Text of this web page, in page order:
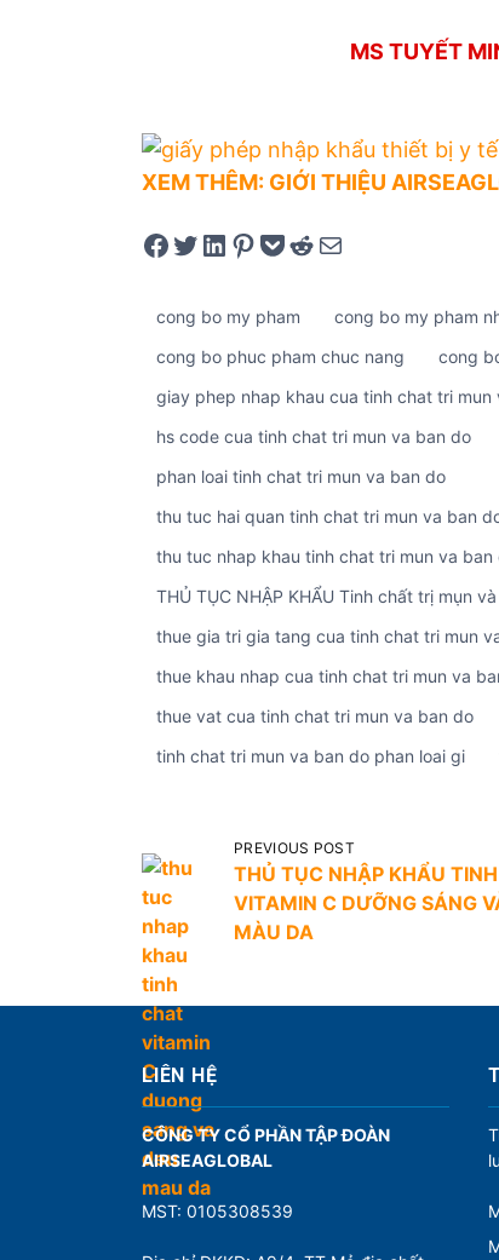
MS TUYẾT
XEM THÊM: GIỚI THIỆU
Share on Facebook Tweet on Twitter Share on LinkedIn Pin on Pinterest Save to pocket Share on Reddit Share via Email
cong bo my pham cong bo my pham
cong bo phuc pham chuc nang
cong
giay phep nhap khau cua tinh chat tri mun
hs code cua tinh chat tri mun va ban do
phan loai tinh chat tri mun va ban do
thu tuc hai quan tinh chat tri mun va ban
thu tuc nhap khau tinh chat tri mun va ban
THỦ TỤC NHẬP KHẨU Tinh chất trị mụn
thue gia tri gia tang cua tinh chat tri mun
thue khau nhap cua tinh chat tri mun va
thue vat cua tinh chat tri mun va ban do
tinh chat tri mun va ban do phan loai gi
Đ
i
ề
u
h
ư
ớ
n
g
b
à
PREVIOUS POST
THỦ TỤC NHẬP KHẨU
VITAMIN C DƯỠNG SÁNG
MÀU DA
LIÊN HỆ
CÔNG TY CỔ PHẦN TẬP ĐOÀN
AIRSEAGLOBAL
MST: 0105308539